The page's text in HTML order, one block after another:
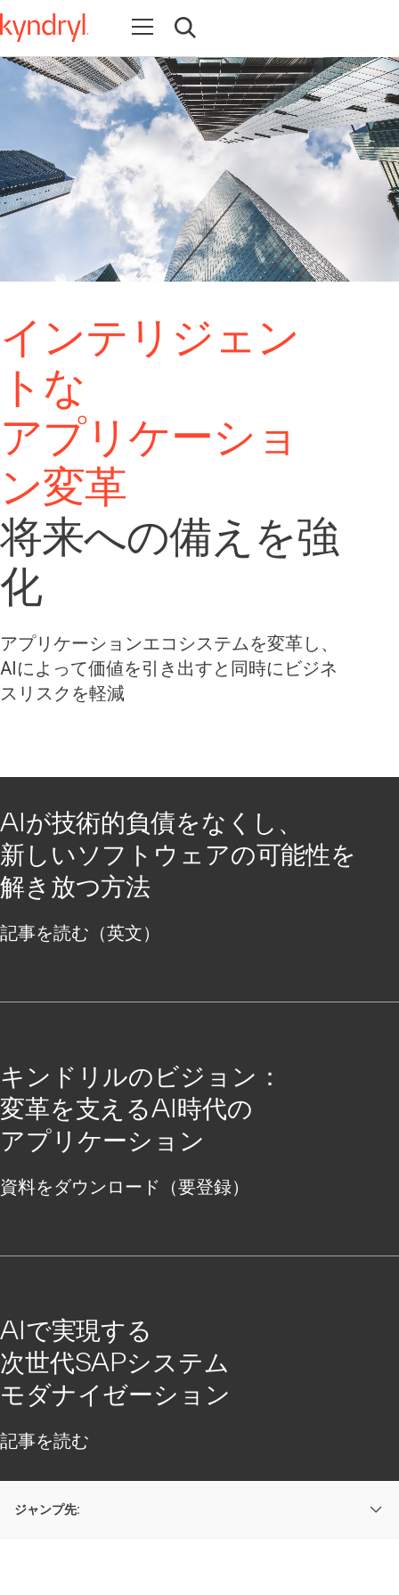
Open navigation
Open search
インテリジェン
トな
アプリケーショ
ン変革
将来への備えを強
化
アプリケーションエコシステムを変革し、
AIによって価値を引き出すと同時にビジネ
スリスクを軽減
AIが技術的負債をなくし、
新しいソフトウェアの可能性を
解き放つ方法
記事を読む（英文）
キンドリルのビジョン：
変革を支えるAI時代の
アプリケーション
資料をダウンロード（要登録）
AIで実現する
次世代SAPシステム
モダナイゼーション
記事を読む
ジャンプ先: